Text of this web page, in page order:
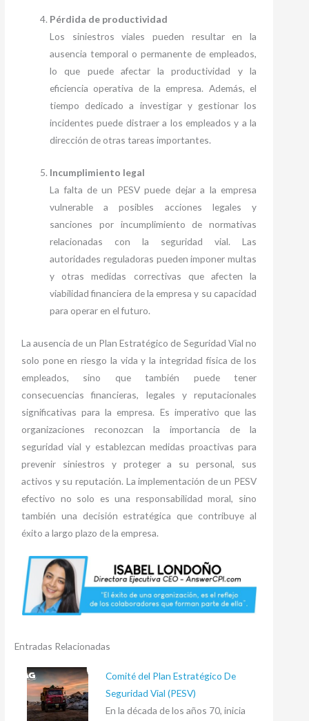
Pérdida de productividad
Los siniestros viales pueden resultar en la
ausencia temporal o permanente de empleados,
lo que puede afectar la productividad y la
eficiencia operativa de la empresa. Además, el
tiempo dedicado a investigar y gestionar los
incidentes puede distraer a los empleados y a la
dirección de otras tareas importantes.
Incumplimiento legal
La falta de un PESV puede dejar a la empresa
vulnerable a posibles acciones legales y
sanciones por incumplimiento de normativas
relacionadas con la seguridad vial. Las
autoridades reguladoras pueden imponer multas
y otras medidas correctivas que afecten la
viabilidad financiera de la empresa y su capacidad
para operar en el futuro.
La ausencia de un Plan Estratégico de Seguridad Vial no
solo pone en riesgo la vida y la integridad física de los
empleados, sino que también puede tener
consecuencias financieras, legales y reputacionales
significativas para la empresa. Es imperativo que las
organizaciones reconozcan la importancia de la
seguridad vial y establezcan medidas proactivas para
prevenir siniestros y proteger a su personal, sus
activos y su reputación. La implementación de un PESV
efectivo no solo es una responsabilidad moral, sino
también una decisión estratégica que contribuye al
éxito a largo plazo de la empresa.
Entradas Relacionadas
Comité del Plan Estratégico De
Seguridad Vial (PESV)
En la década de los años 70, inicia